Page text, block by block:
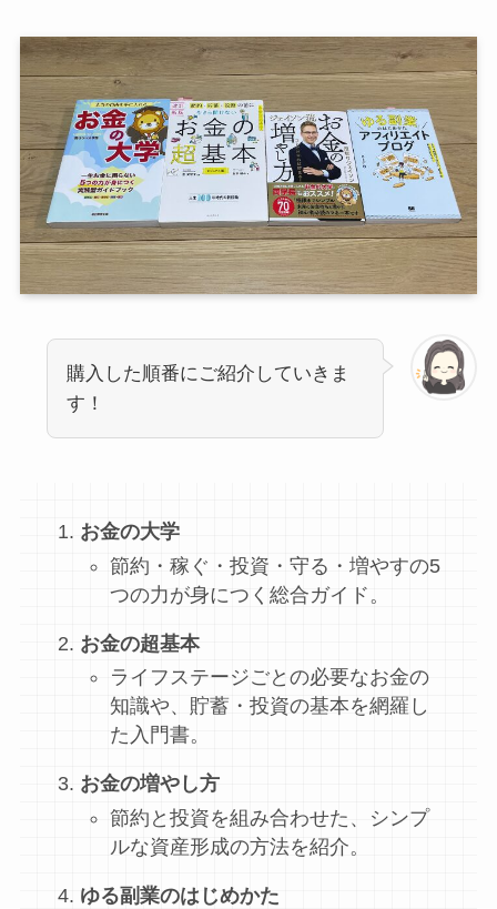
購入した順番にご紹介していきま
す！
お金の大学
節約・稼ぐ・投資・守る・増やすの5
つの力が身につく総合ガイド。
お金の超基本
ライフステージごとの必要なお金の
知識や、貯蓄・投資の基本を網羅し
た入門書。
お金の増やし方
節約と投資を組み合わせた、シンプ
ルな資産形成の方法を紹介。
ゆる副業のはじめかた